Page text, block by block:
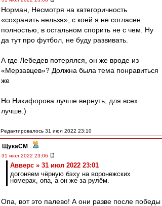
Норман, Несмотря на категоричность
«сохранить нельзя», с коей я не согласен
полностью, в остальном спорить не с чем. Ну
да тут про футбол, не буду развивать.
А где Лебедев потерялся, он же вроде из
«Мерзавцев»? Должна была тема понравиться
же
Но Никифорова лучше вернуть, для всех
лучше.)
Редактировалось 31 июл 2022 23:10
ЩукаСМ -
31 июл 2022 23:06
Авверс » 31 июл 2022 23:01
догоняем чёрную бэху на воронежских
номерах, опа, а он же за рулём.
Опа, вот это палево! А они разве после победы